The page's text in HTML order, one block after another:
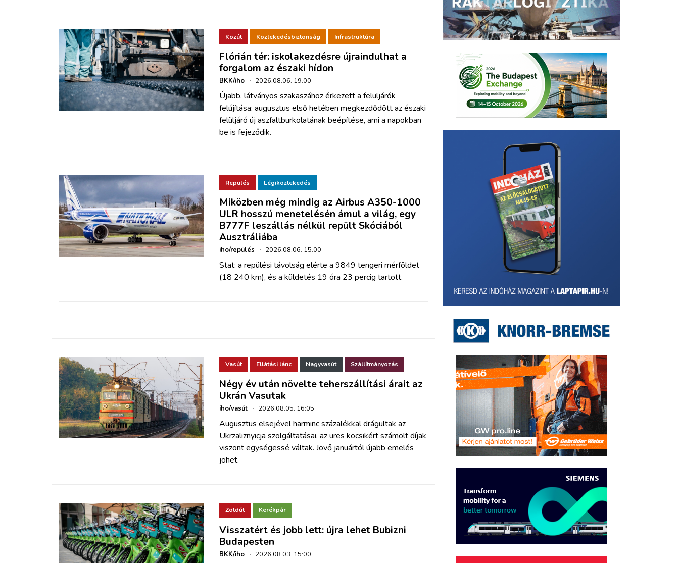
Közút Közlekedésbiztonság Infrastruktúra
Flórián tér: iskolakezdésre újraindulhat a
forgalom az északi hídon
BKK/iho · 2026.08.06. 19:00
Újabb, látványos szakaszához érkezett a felüljárók
felújítása: augusztus első hetében megkezdődött az északi
felüljáró új aszfaltburkolatának beépítése, ami a napokban
be is fejeződik.
Repülés Légiközlekedés
Miközben még mindig az Airbus A350-1000
ULR hosszú menetelésén ámul a világ, egy
B777F leszállás nélkül repült Skóciából
Ausztráliába
iho/repülés · 2026.08.06. 15:00
Stat: a repülési távolság elérte a 9849 tengeri mérföldet
(18 240 km), és a küldetés 19 óra 23 percig tartott.
Vasút Ellátási lánc Nagyvasút Szállítmányozás
Négy év után növelte teherszállítási árait az
Ukrán Vasutak
iho/vasút · 2026.08.05. 16:05
Augusztus elsejével harminc százalékkal drágultak az
Ukrzaliznyicja szolgáltatásai, az üres kocsikért számolt díjak
viszont egységessé váltak. Jövő januártól újabb emelés
jöhet.
Zöldút Kerékpár
Visszatért és jobb lett: újra lehet Bubizni
Budapesten
BKK/iho · 2026.08.03. 15:00